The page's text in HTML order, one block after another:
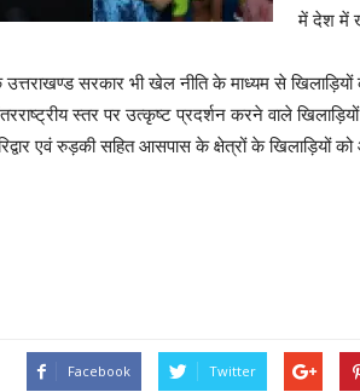
में देश में
उत्तराखण्ड सरकार भी खेल नीति के माध्यम से
स्तर पर उत्कृष्ट प्रदर्शन करने वाले
एवं रुड़की सहित आसपास के क्षेत्रों के खिलाड़ियों
Facebook Twitter